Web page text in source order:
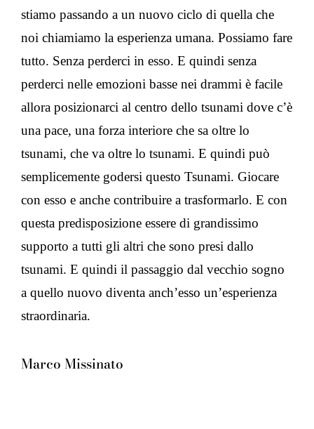
stiamo passando a un nuovo ciclo di quella che
noi chiamiamo la esperienza umana. Possiamo fare
tutto. Senza perderci in esso. E quindi senza
perderci nelle emozioni basse nei drammi è facile
allora posizionarci al centro dello tsunami dove c’è
una pace, una forza interiore che sa oltre lo
tsunami, che va oltre lo tsunami. E quindi può
semplicemente godersi questo Tsunami. Giocare
con esso e anche contribuire a trasformarlo. E con
questa predisposizione essere di grandissimo
supporto a tutti gli altri che sono presi dallo
tsunami. E quindi il passaggio dal vecchio sogno
a quello nuovo diventa anch’esso un’esperienza
straordinaria.
Marco Missinato